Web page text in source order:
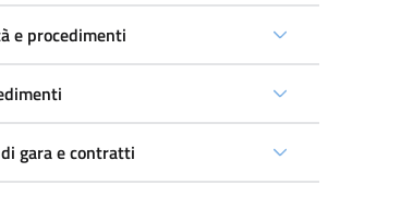
e procedimenti
gara e contratti